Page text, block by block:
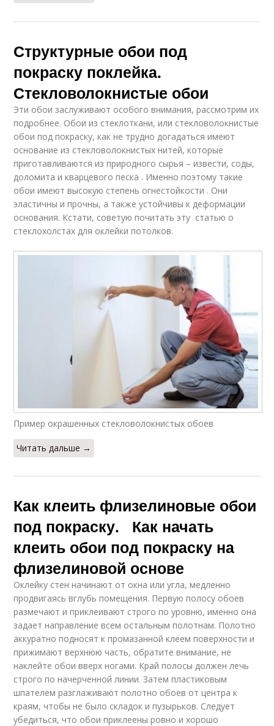
Структурные обои под
покраску поклейка.
Стекловолокнистые обои
Эти обои заслуживают особого внимания, рассмотрим их
подробнее. Обои из стеклоткани, или стекловолокнистые
обои под покраску, как не трудно догадаться имеют
основание из стекловолокнистых нитей, которые
приготавливаются из природного сырья – извести, соды,
доломита и кварцевого песка . Именно поэтому такие
обои имеют высокую степень огнестойкости . Они
эластичны и прочны, а также устойчивы к деформации
основания. Кстати, советую почитать эту статью о
стеклохолстах для оклейки потолков.
Пример окрашенных стекловолокнистых обоев
Читать дальше →
Как клеить флизелиновые обои
под покраску. Как начать
клеить обои под покраску на
флизелиновой основе
Оклейку стен начинают от окна или угла, медленно
продвигаясь вглубь помещения. Первую полосу обоев
размечают и приклеивают строго по уровню, именно она
задает направление всем остальным полотнам. Полотно
аккуратно подносят к промазанной клеем поверхности и
прижимают верхнюю часть, обратите внимание, не
наклейте обои вверх ногами. Край полосы должен лечь
строго по начерченной линии. Затем пластиковым
шпателем разглаживают полотно обоев от центра к
краям, чтобы не было складок и пузырьков. Следует
убедиться, что обои приклеены ровно и хорошо